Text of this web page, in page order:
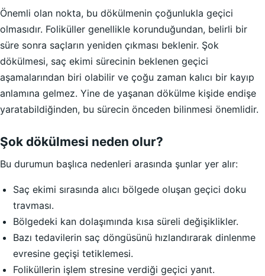
Önemli olan nokta, bu dökülmenin çoğunlukla geçici
olmasıdır. Foliküller genellikle korunduğundan, belirli bir
süre sonra saçların yeniden çıkması beklenir. Şok
dökülmesi, saç ekimi sürecinin beklenen geçici
aşamalarından biri olabilir ve çoğu zaman kalıcı bir kayıp
anlamına gelmez. Yine de yaşanan dökülme kişide endişe
yaratabildiğinden, bu sürecin önceden bilinmesi önemlidir.
Şok dökülmesi neden olur?
Bu durumun başlıca nedenleri arasında şunlar yer alır:
Saç ekimi sırasında alıcı bölgede oluşan geçici doku
travması.
Bölgedeki kan dolaşımında kısa süreli değişiklikler.
Bazı tedavilerin saç döngüsünü hızlandırarak dinlenme
evresine geçişi tetiklemesi.
Foliküllerin işlem stresine verdiği geçici yanıt.